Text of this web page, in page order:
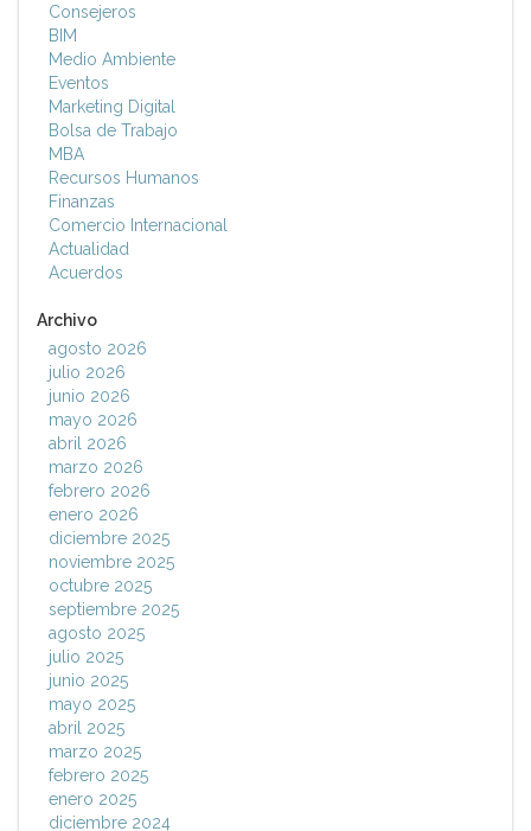
Consejeros
BIM
Medio Ambiente
Eventos
Marketing Digital
Bolsa de Trabajo
MBA
Recursos Humanos
Finanzas
Comercio Internacional
Actualidad
Acuerdos
Archivo
agosto 2026
julio 2026
junio 2026
mayo 2026
abril 2026
marzo 2026
febrero 2026
enero 2026
diciembre 2025
noviembre 2025
octubre 2025
septiembre 2025
agosto 2025
julio 2025
junio 2025
mayo 2025
abril 2025
marzo 2025
febrero 2025
enero 2025
diciembre 2024